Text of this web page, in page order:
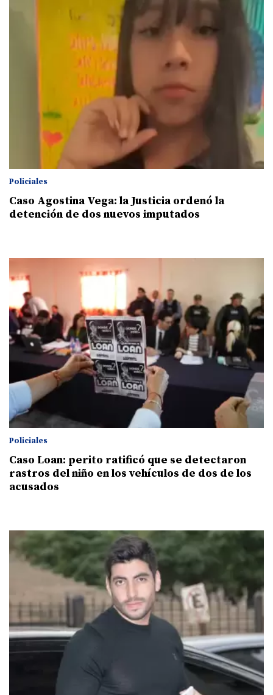
Policiales
Caso Agostina Vega: la Justicia ordenó la
detención de dos nuevos imputados
Policiales
Caso Loan: perito ratificó que se detectaron
rastros del niño en los vehículos de dos de los
acusados